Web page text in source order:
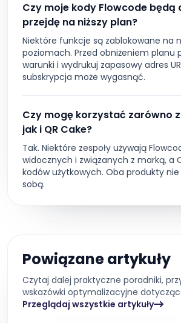
Czy moje kody Flowcode będą
przejdę na niższy plan?
Niektóre funkcje są zablokowane na
poziomach. Przed obniżeniem planu
warunki i wydrukuj zapasowy adres
subskrypcja może wygasnąć.
Czy mogę korzystać zarówno
jak i QR Cake?
Tak. Niektóre zespoły używają
widocznych i związanych z marką, a
kodów użytkowych. Oba produkty nie
sobą.
Powiązane artykuły
Czytaj dalej praktyczne poradniki,
wskazówki optymalizacyjne
Przeglądaj wszystkie artykuły